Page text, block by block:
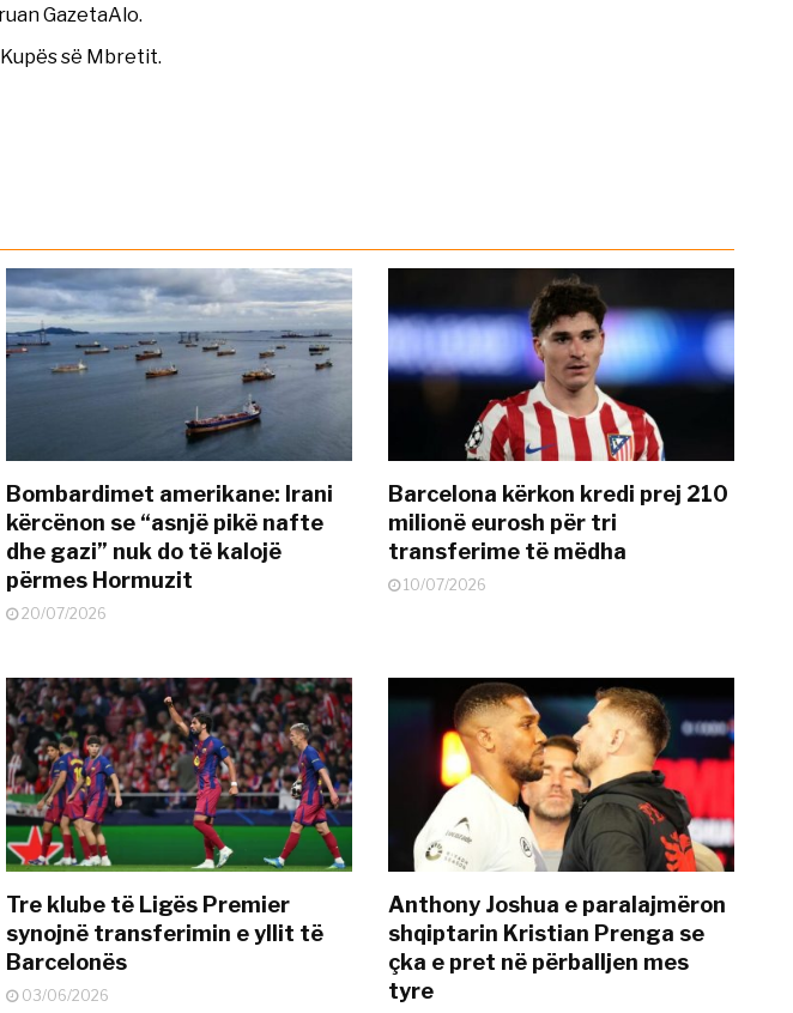
GazetaAlo.
së Mbretit.
Bombardimet amerikane: Irani
kërcënon se “asnjë pikë nafte
dhe gazi” nuk do të kalojë
përmes Hormuzit
20/07/2026
Barcelona kërkon kredi prej 210
milionë eurosh për tri
transferime të mëdha
10/07/2026
Tre klube të Ligës Premier
synojnë transferimin e yllit të
Barcelonës
03/06/2026
Anthony Joshua e paralajmëron
shqiptarin Kristian Prenga se
çka e pret në përballjen mes
tyre